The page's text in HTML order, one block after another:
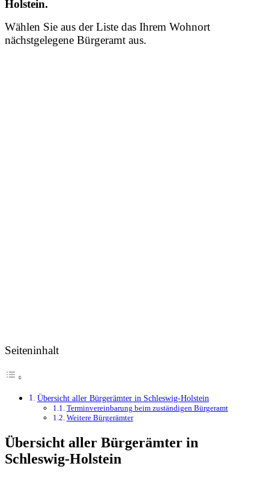
Holstein.
Wählen Sie aus der Liste das Ihrem Wohnort
nächstgelegene Bürgeramt aus.
Seiteninhalt
Übersicht aller Bürgerämter in Schleswig-Holstein
Terminvereinbarung beim zuständigen Bürgeramt
Weitere Bürgerämter
Übersicht aller Bürgerämter in
Schleswig-Holstein